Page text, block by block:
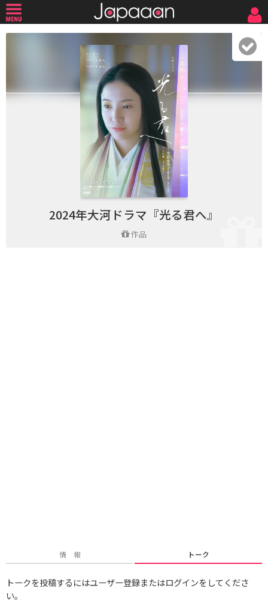
2024年大河ドラマ『光る君へ』
作品
情 報 トーク
トークを投稿するにはユーザー登録またはログインをしてくださ
い。